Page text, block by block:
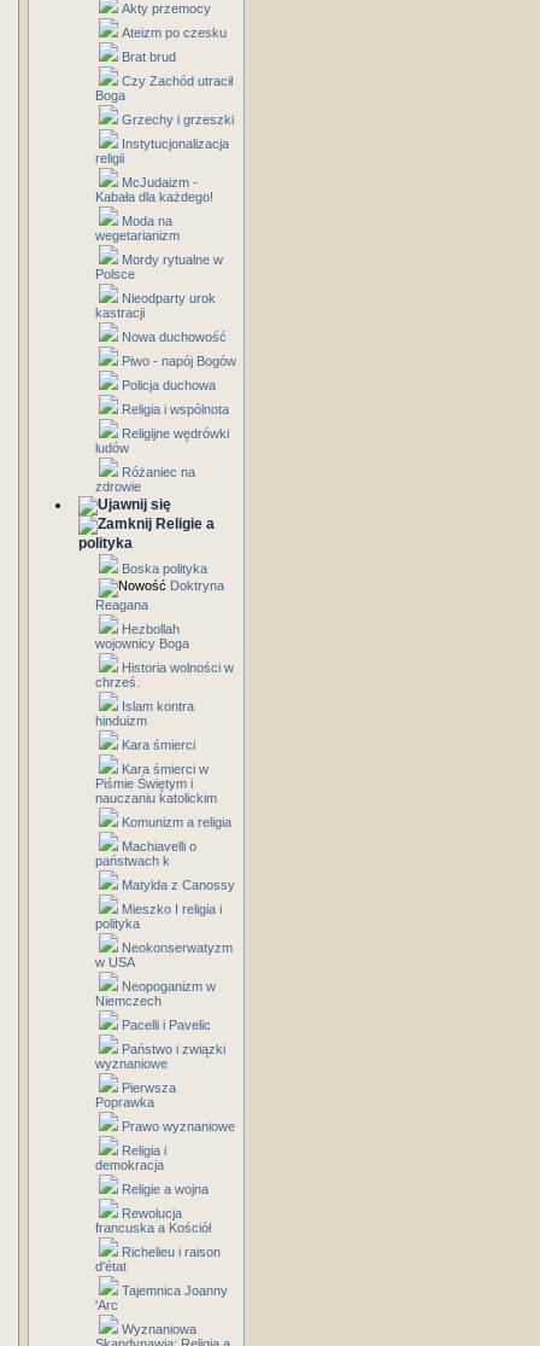
Akty przemocy
Ateizm po czesku
Brat brud
Czy Zachód utracił
Boga
Grzechy i grzeszki
Instytucjonalizacja
religii
McJudaizm -
Kabała dla każdego!
Moda na
wegetarianizm
Mordy rytualne w
Polsce
Nieodparty urok
kastracji
Nowa duchowość
Piwo - napój Bogów
Policja duchowa
Religia i wspólnota
Religijne wędrówki
ludów
Różaniec na
zdrowie
Religie a
polityka
Boska polityka
Doktryna
Reagana
Hezbollah
wojownicy Boga
Historia wolności w
chrześ.
Islam kontra
hinduizm
Kara śmierci
Kara śmierci w
Piśmie Świętym i
nauczaniu katolickim
Komunizm a religia
Machiavelli o
państwach k
Matylda z Canossy
Mieszko I religia i
polityka
Neokonserwatyzm
w USA
Neopoganizm w
Niemczech
Pacelli i Pavelic
Państwo i związki
wyznaniowe
Pierwsza
Poprawka
Prawo wyznaniowe
Religia i
demokracja
Religie a wojna
Rewolucja
francuska a Kościół
Richelieu i raison
d'état
Tajemnica Joanny
'Arc
Wyznaniowa